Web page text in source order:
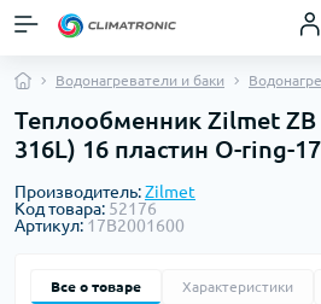
Водонагреватели и баки
Теплообменник Zilmet ZB
316L) 16 пластин O-ring-
Производитель:Zilmet
Код товара: 52176
Артикул: 17B2001600
Все о товаре Характеристики